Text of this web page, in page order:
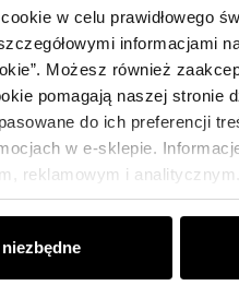
w celu prawidłowego
informacjami
Możesz również
pomagają naszej stronie
do ich preferencji
w e-sklepie.
reklamowym i
podczas korzystania